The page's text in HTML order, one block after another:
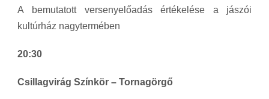
A bemutatott versenyelőadás értékelése
a jászói
kultúrház nagytermében
20:30
Csillagvirág Színkör – Tornagörgő